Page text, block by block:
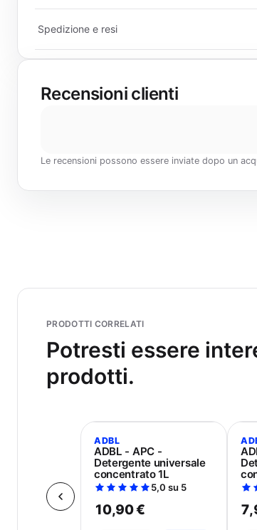
Spedizione e resi
Recensioni clienti
Le recensioni possono essere inviate dopo un
PRODOTTI CORRELATI
Potresti essere
prodotti.
ADBL
ADBL - APC -
Detergente universale
concentrato 1L
5,0 su 5
10,90 €